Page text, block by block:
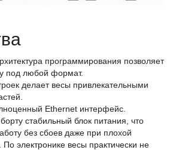
программирования позволяет
под любой формат.
делает весы привлекательными
Ethernet интерфейс.
стабильный блок питания, что
без сбоев даже при плохой
электронике весы практически не